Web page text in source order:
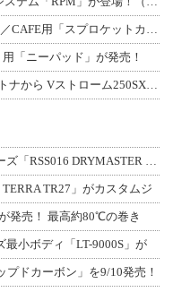
「ニーパッド」が発売！
TR27」がカスタムジ
発売！ 最高約80℃の巻き
最小ボディ「LT-9000S」が
プドカーボン」を9/10発売！